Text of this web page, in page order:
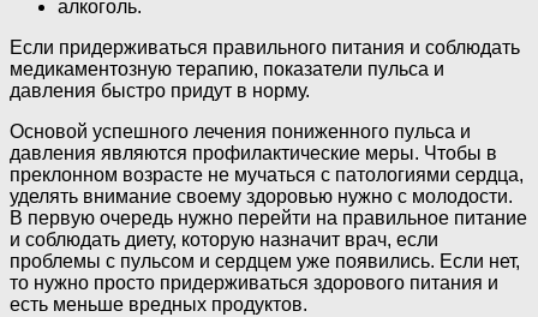
алкоголь.
Если придерживаться правильного питания и соблюдать
медикаментозную терапию, показатели пульса и
давления быстро придут в норму.
Основой успешного лечения пониженного пульса и
давления являются профилактические меры. Чтобы в
преклонном возрасте не мучаться с патологиями сердца,
уделять внимание своему здоровью нужно с молодости.
В первую очередь нужно перейти на правильное питание
и соблюдать диету, которую назначит врач, если
проблемы с пульсом и сердцем уже появились. Если нет,
то нужно просто придерживаться здорового питания и
есть меньше вредных продуктов.